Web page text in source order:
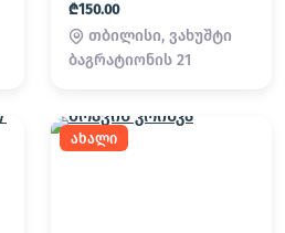
₾150.00
თბილისი, ვახუშტი
ბაგრატიონის 21
ახალი